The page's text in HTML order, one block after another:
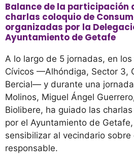
Balance de la participación
charlas coloquio de
organizadas por la
Ayuntamiento de Getafe
A lo largo de 5 jornadas, en
Cívicos —Alhóndiga, Sector 3,
Bercial— y durante una
Molinos, Miguel Ángel
Biolibere, ha guiado las
por el Ayuntamiento de
sensibilizar al vecindario sobre
responsable.